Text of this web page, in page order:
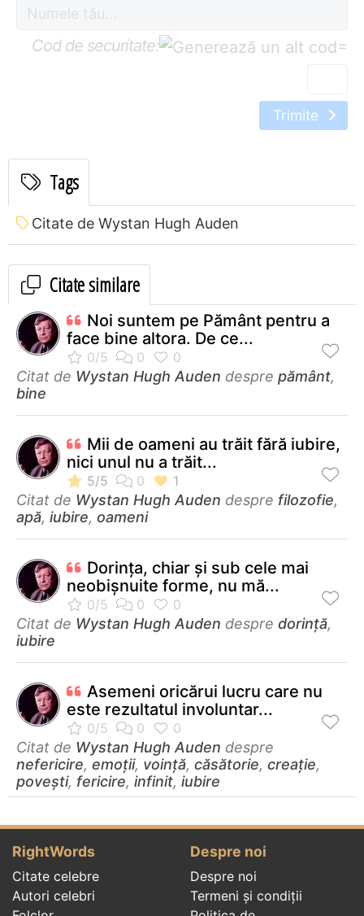
Cod de securitate: =
Trimite
Tags
Citate de Wystan Hugh Auden
Citate similare
Noi suntem pe Pământ pentru a
face bine altora. De ce...
Citat de Wystan Hugh Auden despre pământ,
bine
Mii de oameni au trăit fără iubire,
nici unul nu a trăit...
Citat de Wystan Hugh Auden despre filozofie,
apă, iubire, oameni
Dorinţa, chiar şi sub cele mai
neobişnuite forme, nu mă...
Citat de Wystan Hugh Auden despre dorință,
iubire
Asemeni oricărui lucru care nu
este rezultatul involuntar...
Citat de Wystan Hugh Auden despre
nefericire, emoții, voință, căsătorie, creație,
povești, fericire, infinit, iubire
RightWords
Citate celebre
Autori celebri
Despre noi
Despre noi
Termeni și condiții